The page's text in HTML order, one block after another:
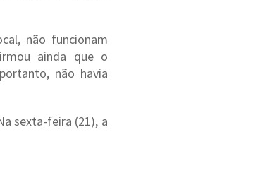
não funcionam
ainda que o
não havia
sexta-feira (21), a